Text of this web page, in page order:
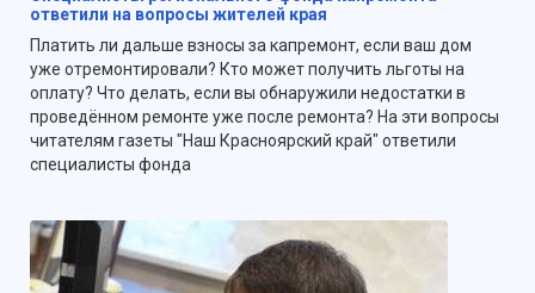
ответили на вопросы жителей края
Платить ли дальше взносы за капремонт, если ваш дом
уже отремонтировали? Кто может получить льготы на
оплату? Что делать, если вы обнаружили недостатки в
проведённом ремонте уже после ремонта? На эти вопросы
читателям газеты "Наш Красноярский край" ответили
специалисты фонда